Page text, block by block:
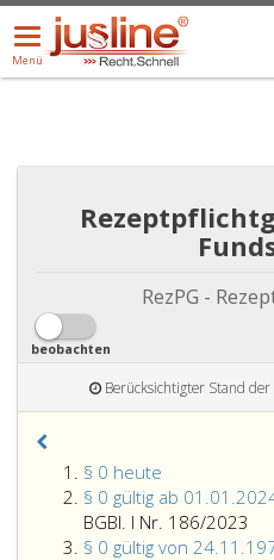
Menü
öffnen/schließen
Menü
ALLE DROPDOWN:
RezPG -
beobachten
Berücksichtigter Stand
§ 0 heute
§ 0 gültig ab
BGBl. I Nr. 186/2023
§ 0 gültig von